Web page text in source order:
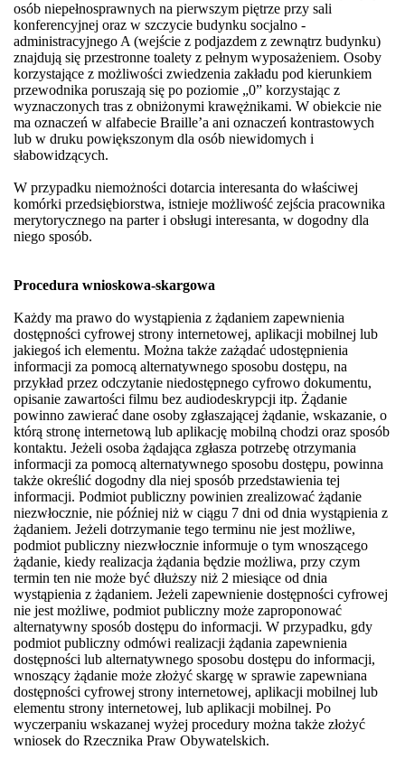
osób niepełnosprawnych na pierwszym piętrze przy sali
konferencyjnej oraz w szczycie budynku socjalno -
administracyjnego A (wejście z podjazdem z zewnątrz budynku)
znajdują się przestronne toalety z pełnym wyposażeniem. Osoby
korzystające z możliwości zwiedzenia zakładu pod kierunkiem
przewodnika poruszają się po poziomie „0” korzystając z
wyznaczonych tras z obniżonymi krawężnikami. W obiekcie nie
ma oznaczeń w alfabecie Braille’a ani oznaczeń kontrastowych
lub w druku powiększonym dla osób niewidomych i
słabowidzących.
W przypadku niemożności dotarcia interesanta do właściwej
komórki przedsiębiorstwa, istnieje możliwość zejścia pracownika
merytorycznego na parter i obsługi interesanta, w dogodny dla
niego sposób.
Procedura wnioskowa-skargowa
Każdy ma prawo do wystąpienia z żądaniem zapewnienia
dostępności cyfrowej strony internetowej, aplikacji mobilnej lub
jakiegoś ich elementu. Można także zażądać udostępnienia
informacji za pomocą alternatywnego sposobu dostępu, na
przykład przez odczytanie niedostępnego cyfrowo dokumentu,
opisanie zawartości filmu bez audiodeskrypcji itp. Żądanie
powinno zawierać dane osoby zgłaszającej żądanie, wskazanie, o
którą stronę internetową lub aplikację mobilną chodzi oraz sposób
kontaktu. Jeżeli osoba żądająca zgłasza potrzebę otrzymania
informacji za pomocą alternatywnego sposobu dostępu, powinna
także określić dogodny dla niej sposób przedstawienia tej
informacji. Podmiot publiczny powinien zrealizować żądanie
niezwłocznie, nie później niż w ciągu 7 dni od dnia wystąpienia z
żądaniem. Jeżeli dotrzymanie tego terminu nie jest możliwe,
podmiot publiczny niezwłocznie informuje o tym wnoszącego
żądanie, kiedy realizacja żądania będzie możliwa, przy czym
termin ten nie może być dłuższy niż 2 miesiące od dnia
wystąpienia z żądaniem. Jeżeli zapewnienie dostępności cyfrowej
nie jest możliwe, podmiot publiczny może zaproponować
alternatywny sposób dostępu do informacji. W przypadku, gdy
podmiot publiczny odmówi realizacji żądania zapewnienia
dostępności lub alternatywnego sposobu dostępu do informacji,
wnoszący żądanie może złożyć skargę w sprawie zapewniana
dostępności cyfrowej strony internetowej, aplikacji mobilnej lub
elementu strony internetowej, lub aplikacji mobilnej. Po
wyczerpaniu wskazanej wyżej procedury można także złożyć
wniosek do Rzecznika Praw Obywatelskich.